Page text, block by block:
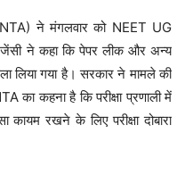
(NTA) ने मंगलवार को NEET UG
ने कहा कि पेपर लीक और अन्य
लिया गया है। सरकार ने मामले की
का कहना है कि परीक्षा प्रणाली में
कायम रखने के लिए परीक्षा दोबारा